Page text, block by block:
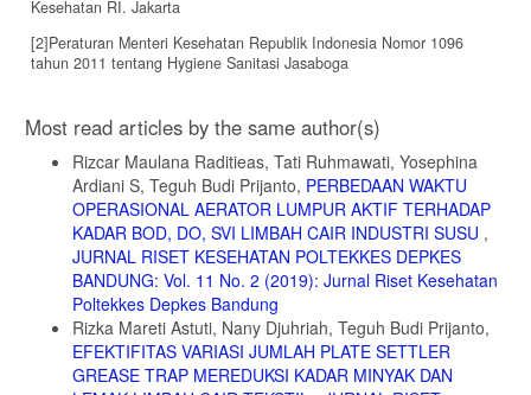
Kesehatan RI. Jakarta
[2]Peraturan Menteri Kesehatan Republik Indonesia Nomor 1096
tahun 2011 tentang Hygiene Sanitasi Jasaboga
Article
Details
Most read articles by the same author(s)
Rizcar Maulana Raditieas, Tati Ruhmawati, Yosephina
Ardiani S, Teguh Budi Prijanto, PERBEDAAN WAKTU
OPERASIONAL AERATOR LUMPUR AKTIF TERHADAP
KADAR BOD, DO, SVI LIMBAH CAIR INDUSTRI SUSU ,
JURNAL RISET KESEHATAN POLTEKKES DEPKES
BANDUNG: Vol. 11 No. 2 (2019): Jurnal Riset Kesehatan
Poltekkes Depkes Bandung
Rizka Mareti Astuti, Nany Djuhriah, Teguh Budi Prijanto,
EFEKTIFITAS VARIASI JUMLAH PLATE SETTLER
GREASE TRAP MEREDUKSI KADAR MINYAK DAN